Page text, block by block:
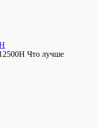
Что лучше